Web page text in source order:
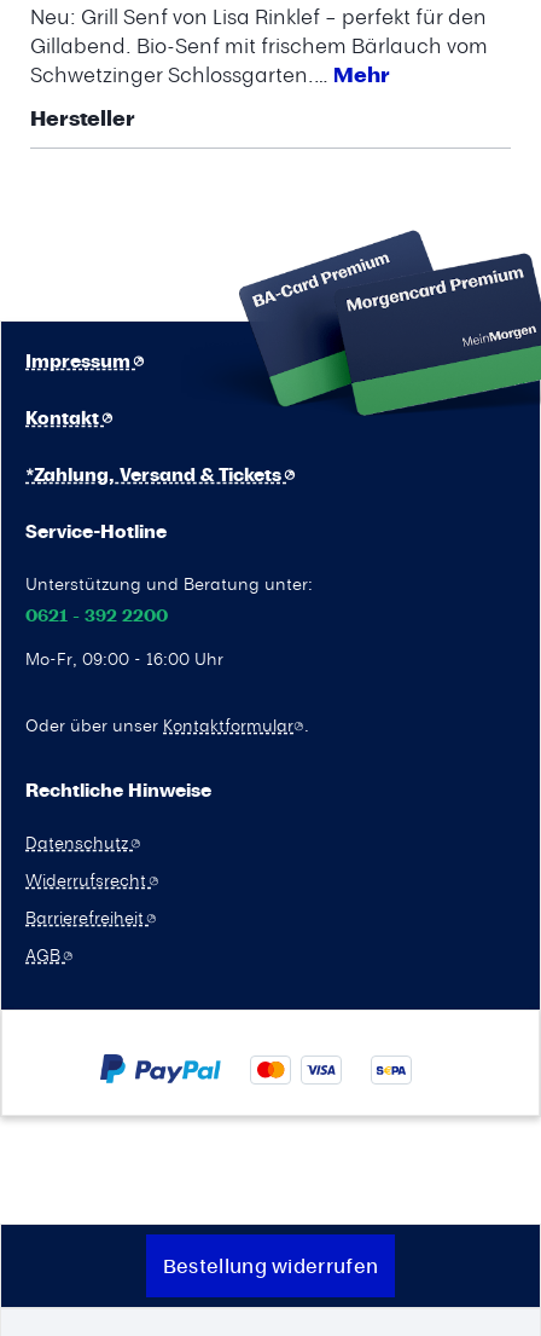
Neu: Grill Senf von Lisa Rinklef – perfekt für den
Gillabend. Bio-Senf mit frischem Bärlauch vom
Schwetzinger Schlossgarten.… Mehr
Hersteller
Service-Hotline
Unterstützung und Beratung unter:
0621 - 392 2200
Mo-Fr, 09:00 - 16:00 Uhr
Oder über unser Kontaktformular .
Kontakt
Impressum
*Zahlung, Versand & Tickets
Rechtliche Hinweise
Datenschutz
Widerrufsrecht
Barrierefreiheit
AGB
Bestellung widerrufen